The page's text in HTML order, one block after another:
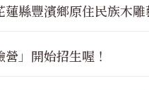
縣豐濱鄉原住民族木
」開始招生喔！